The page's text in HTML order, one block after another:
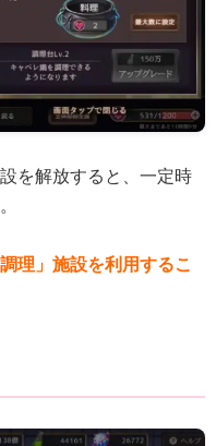
を解放すると、一定時
理」施設を利用するこ